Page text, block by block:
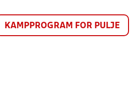
KAMPPROGRAM FOR PULJE